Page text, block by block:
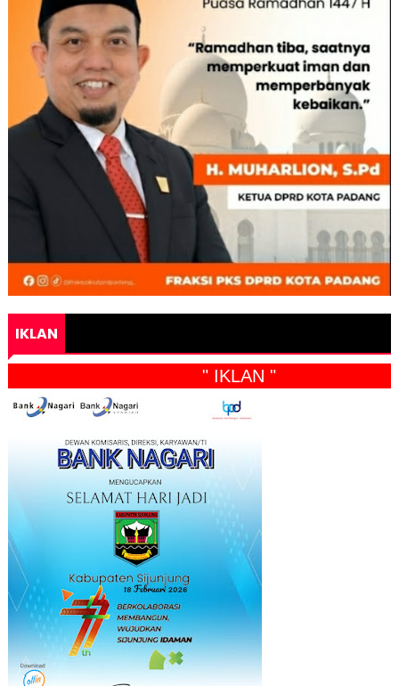
IKLAN
" IKLAN "